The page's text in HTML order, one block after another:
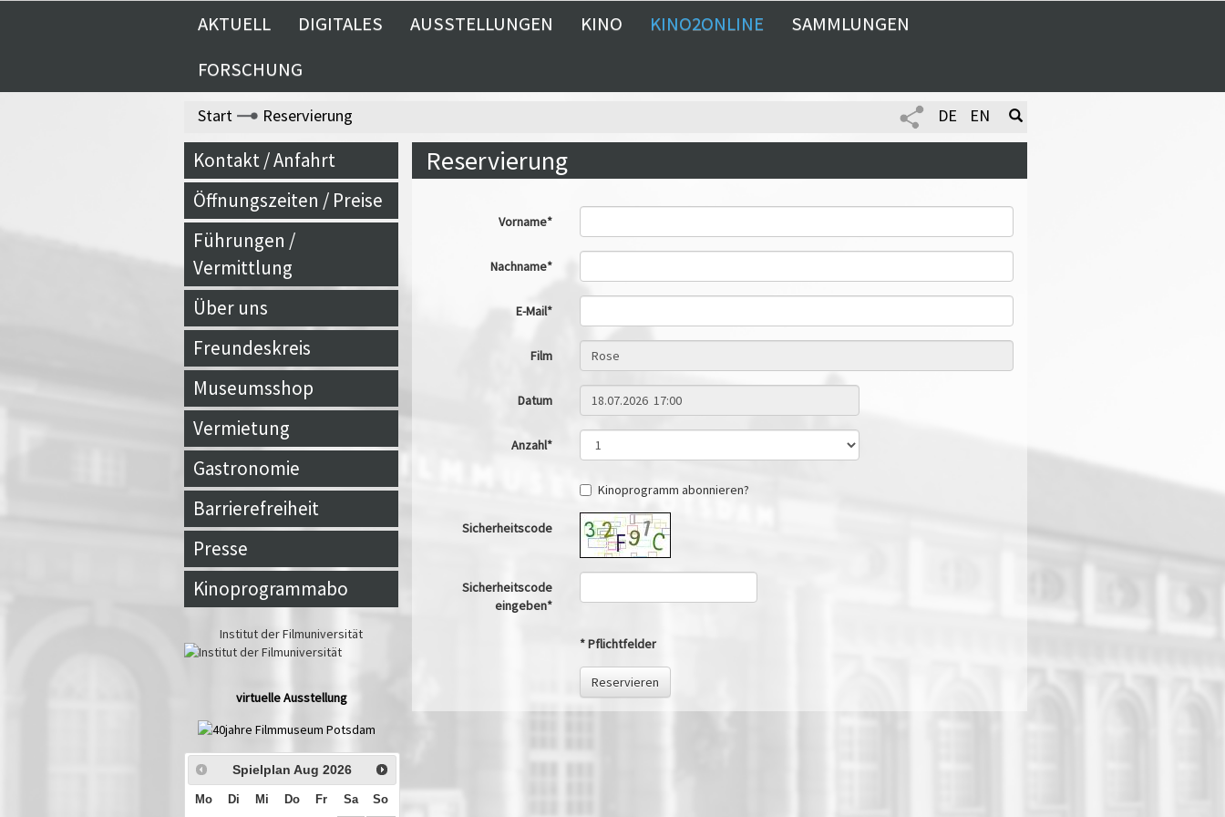
AKTUELL DIGITALES AUSSTELLUNGEN KINO KINO2ONLINE
SAMMLUNGEN
FORSCHUNG
Start Reservierung DE EN
Kontakt / Anfahrt
Öffnungszeiten / Preise
Führungen /
Vermittlung
Über uns
Freundeskreis
Museumsshop
Vermietung
Gastronomie
Barrierefreiheit
Presse
Kinoprogrammabo
Institut der Filmuniversität
virtuelle Ausstellung
Spielplan Aug 2026
Mo Di Mi Do Fr Sa So
Reservierung
Vorname*
Nachname*
E-Mail*
Film
Datum
Anzahl*
Kinoprogramm abonnieren?
Sicherheitscode
Sicherheitscode
eingeben*
* Pflichtfelder
Reservieren